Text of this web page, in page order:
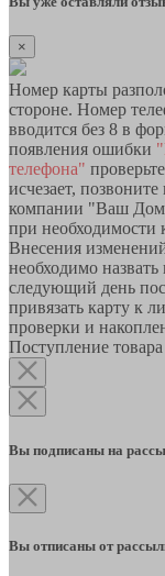
×
Номер карты
стороне. Номер
вводится без 8 в
появления ошибки
телефона"
исчезает,
компании "Ваш
при
Внесения
необходимо
следующий день
привязать карту к
проверки и
Поступление товара
Вы подписаны на
Вы отписаны от